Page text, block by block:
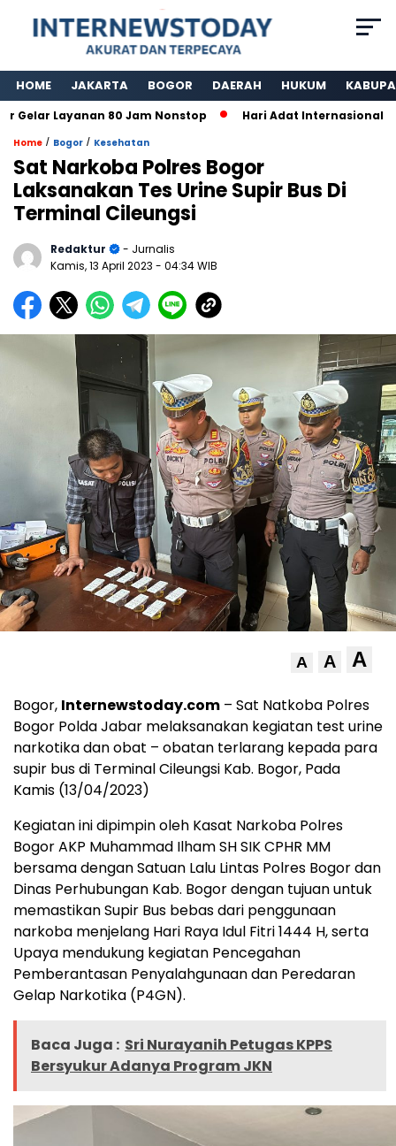
HOME JAKARTA BOGOR DAERAH HUKUM
Layanan 80 Jam Nonstop Hari Adat Internasional Ke 39
Home / Bogor / Kesehatan
Sat Narkoba Polres Bogor
Laksanakan Tes Urine Supir Bus Di
Terminal Cileungsi
Redaktur
- Jurnalis
Kamis, 13 April 2023 - 04:34 WIB
A A A
Bogor, Internewstoday.com – Sat Natkoba Polres
Bogor Polda Jabar melaksanakan kegiatan test urine
narkotika dan obat – obatan terlarang kepada para
supir bus di Terminal Cileungsi Kab. Bogor, Pada
Kamis (13/04/2023)
Kegiatan ini dipimpin oleh Kasat Narkoba Polres
Bogor AKP Muhammad Ilham SH SIK CPHR MM
bersama dengan Satuan Lalu Lintas Polres Bogor dan
Dinas Perhubungan Kab. Bogor dengan tujuan untuk
memastikan Supir Bus bebas dari penggunaan
narkoba menjelang Hari Raya Idul Fitri 1444 H, serta
Upaya mendukung kegiatan Pencegahan
Pemberantasan Penyalahgunaan dan Peredaran
Gelap Narkotika (P4GN).
Baca Juga : Sri Nurayanih Petugas KPPS
Bersyukur Adanya Program JKN